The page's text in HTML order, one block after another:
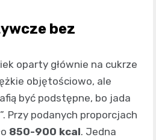
bez
oparty głównie na cukrze
objętościowo, ale
być podstępne, bo jada
Przy podanych proporcjach
850-900 kcal. Jedna